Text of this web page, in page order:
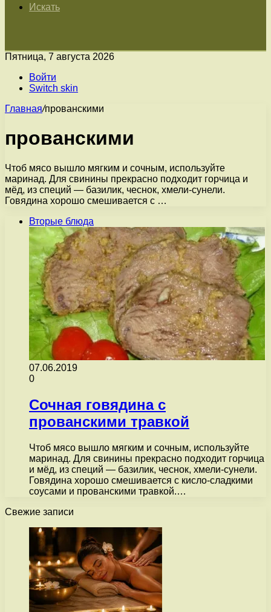
Искать
Пятница, 7 августа 2026
Войти
Switch skin
Главная/прованскими
прованскими
Чтоб мясо вышло мягким и сочным, используйте
маринад. Для свинины прекрасно подходит горчица и
мёд, из специй — базилик, чеснок, хмели-сунели.
Говядина хорошо смешивается с …
Вторые блюда
07.06.2019
0
Сочная говядина с
прованскими травкой
Чтоб мясо вышло мягким и сочным, используйте
маринад. Для свинины прекрасно подходит горчица
и мёд, из специй — базилик, чеснок, хмели-сунели.
Говядина хорошо смешивается с кисло-сладкими
соусами и прованскими травкой.…
Свежие записи